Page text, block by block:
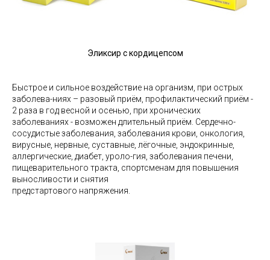
Эликсир c кордицепсом
Быстрое и сильное воздействие на организм, при острых
заболева-ниях – разовый приём, профилактический приём -
2 раза в год весной и осенью, при хронических
заболеваниях - возможен длительный приём. Сердечно-
сосудистые заболевания, заболевания крови, онкология,
вирусные, нервные, суставные, лёгочные, эндокринные,
аллергические, диабет, уроло-гия, заболевания печени,
пищеварительного тракта, спортсменам для повышения
выносливости и снятия
предстартового напряжения.